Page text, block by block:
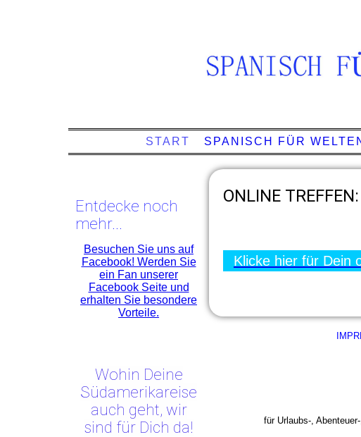
START SPANISCH FÜR
ONLINE TREFFEN:
Klicke hier für Dein
für Urlaubs-,
Entdecke noch
mehr...
Besuchen Sie uns auf
Facebook! Werden Sie
ein Fan unserer
Facebook Seite und
erhalten Sie besondere
Vorteile.
Wohin Deine
Südamerikareise
auch geht, wir
sind für Dich da!